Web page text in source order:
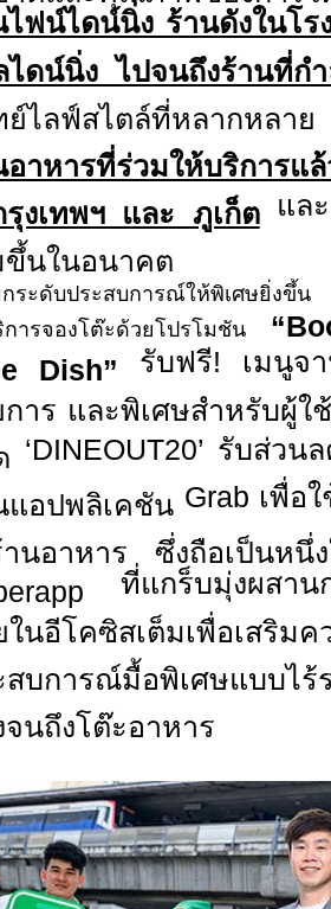
ไฟน์ไดน์นิ่ง ร้านดังในโ
ไดน์นิ่ง ไปจนถึงร้านที่กำ
ย์ไลฟ์สไตล์ที่หลากหลา
อาหารที่ร่วมให้บริการแ
รุงเทพฯ และ ภูเก็ตและ
ขึ้นในอนาคต
กระดับประสบการณ์ให้พิเศษยิ่งขึ้
การจองโต๊ะด้วยโปรโมชัน
Dish” รับฟรี! เมนูจ
การ และพิเศษสำหรับผู้ใ
‘DINEOUT20’ รับส่วนล
แอปพลิเคชัน Grab เพื่อ
านอาหาร ซึ่งถือเป็นห
ที่แกร็บมุ่งผสาน
ในอีโคซิสเต็มเพื่อเสริมค
สบการณ์มื้อพิเศษแบบไ
จนถึงโต๊ะอาหาร